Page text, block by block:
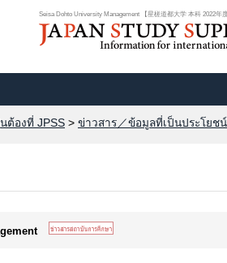
Seisa Dohto University Management 【星槎道都大学 本科 2022年
ต้องที่ JPSS > ข่าวสาร／ข้อมูลที่เป็นประโยช